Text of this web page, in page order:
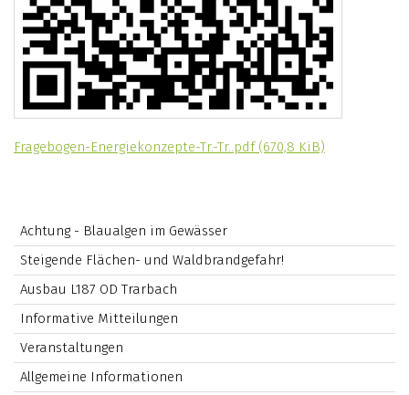
Fragebogen-Energiekonzepte-Tr.-Tr..pdf (670,8 KiB)
Achtung - Blaualgen im Gewässer
Steigende Flächen- und Waldbrandgefahr!
Ausbau L187 OD Trarbach
Informative Mitteilungen
Veranstaltungen
Allgemeine Informationen